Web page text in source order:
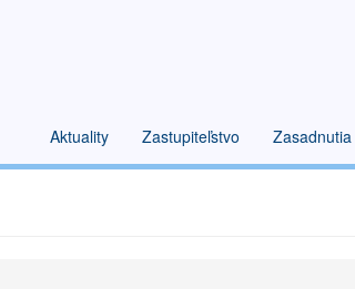
Aktuality Zastupiteľstvo Zasadnutia